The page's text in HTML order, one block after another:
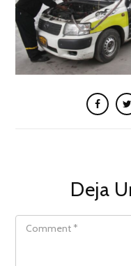
Deja
COMMENT